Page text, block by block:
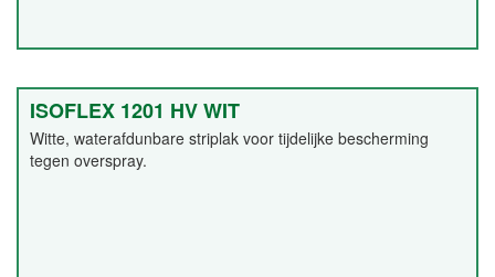
ISOFLEX 1201 HV WIT
Witte, waterafdunbare striplak voor tijdelijke bescherming
tegen overspray.